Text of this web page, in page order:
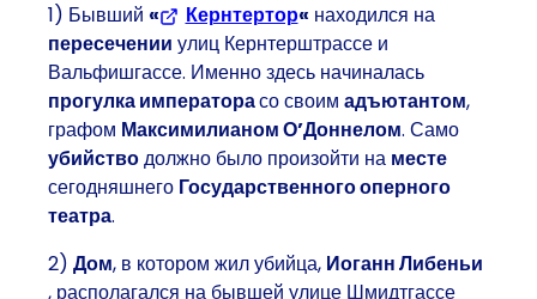
1) Бывший « Кернтертор(Открывается в новой
« находился на
пересечении улиц Кернтерштрассе и
Вальфишгассе. Именно здесь начиналась
прогулкаимператорасо своим адъютантом,
графом Максимилианом О’Доннелом. Само
убийстводолжно было произойти на месте
сегодняшнего Государственного оперного
театра.
2) Дом, в котором жил убийца, Иоганн Либеньи
, располагался на бывшей улице Шмидтгассе